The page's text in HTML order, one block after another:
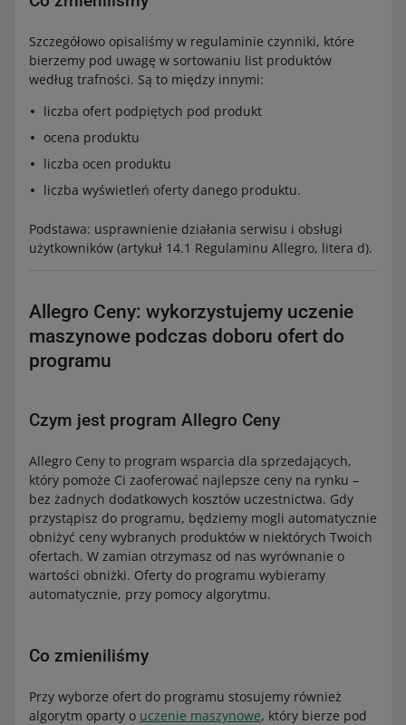
Szczegółowo opisaliśmy w regulaminie czynniki, które
bierzemy pod uwagę w sortowaniu list produktów
według trafności. Są to między innymi:
liczba ofert podpiętych pod produkt
ocena produktu
liczba ocen produktu
liczba wyświetleń oferty danego produktu.
Podstawa: usprawnienie działania serwisu i obsługi
użytkowników (artykuł 14.1 Regulaminu Allegro, litera d).
Allegro Ceny: wykorzystujemy uczenie
maszynowe podczas doboru ofert do
programu
Czym jest program Allegro Ceny
Allegro Ceny to program wsparcia dla sprzedających,
który pomoże Ci zaoferować najlepsze ceny na rynku –
bez żadnych dodatkowych kosztów uczestnictwa. Gdy
przystąpisz do programu, będziemy mogli automatycznie
obniżyć ceny wybranych produktów w niektórych Twoich
ofertach. W zamian otrzymasz od nas wyrównanie o
wartości obniżki. Oferty do programu wybieramy
automatycznie, przy pomocy algorytmu.
Co zmieniliśmy
Przy wyborze ofert do programu stosujemy również
algorytm oparty o uczenie maszynowe, który bierze pod